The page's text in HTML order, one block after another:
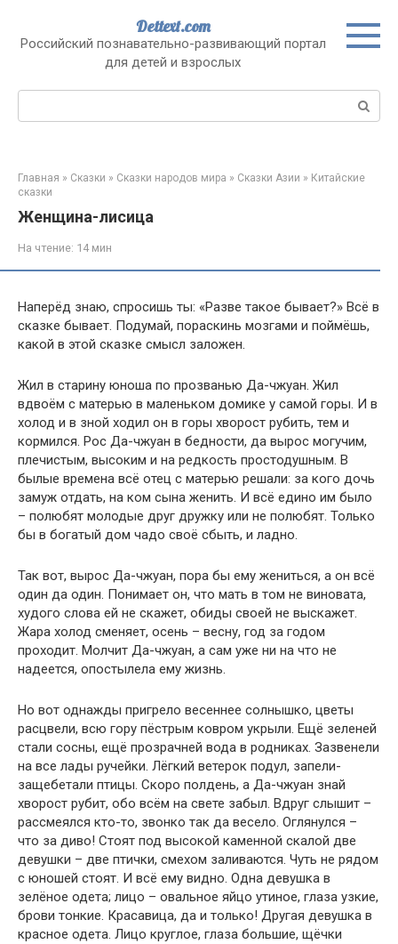
контенту
Dettext.com
Российский познавательно-развивающий портал
для детей и взрослых
Поиск:
Главная » Сказки » Сказки народов мира » Сказки Азии » Китайские
сказки
Женщина-лисица
На чтение: 14 мин
Наперёд знаю, спросишь ты: «Разве такое бывает?» Всё в
сказке бывает. Подумай, пораскинь мозгами и поймёшь,
какой в этой сказке смысл заложен.
Жил в старину юноша по прозванью Да-чжуан. Жил
вдвоём с матерью в маленьком домике у самой горы. И в
холод и в зной ходил он в горы хворост рубить, тем и
кормился. Рос Да-чжуан в бедности, да вырос могучим,
плечистым, высоким и на редкость простодушным. В
былые времена всё отец с матерью решали: за кого дочь
замуж отдать, на ком сына женить. И всё едино им было
– полюбят молодые друг дружку или не полюбят. Только
бы в богатый дом чадо своё сбыть, и ладно.
Так вот, вырос Да-чжуан, пора бы ему жениться, а он всё
один да один. Понимает он, что мать в том не виновата,
худого слова ей не скажет, обиды своей не выскажет.
Жара холод сменяет, осень – весну, год за годом
проходит. Молчит Да-чжуан, а сам уже ни на что не
надеется, опостылела ему жизнь.
Но вот однажды пригрело весеннее солнышко, цветы
расцвели, всю гору пёстрым ковром укрыли. Ещё зеленей
стали сосны, ещё прозрачней вода в родниках. Зазвенели
на все лады ручейки. Лёгкий ветерок подул, запели-
защебетали птицы. Скоро полдень, а Да-чжуан знай
хворост рубит, обо всём на свете забыл. Вдруг слышит –
рассмеялся кто-то, звонко так да весело. Оглянулся –
что за диво! Стоят под высокой каменной скалой две
девушки – две птички, смехом заливаются. Чуть не рядом
с юношей стоят. И всё ему видно. Одна девушка в
зелёное одета; лицо – овальное яйцо утиное, глаза узкие,
брови тонкие. Красавица, да и только! Другая девушка в
красное одета. Лицо круглое, глаза большие, щёчки